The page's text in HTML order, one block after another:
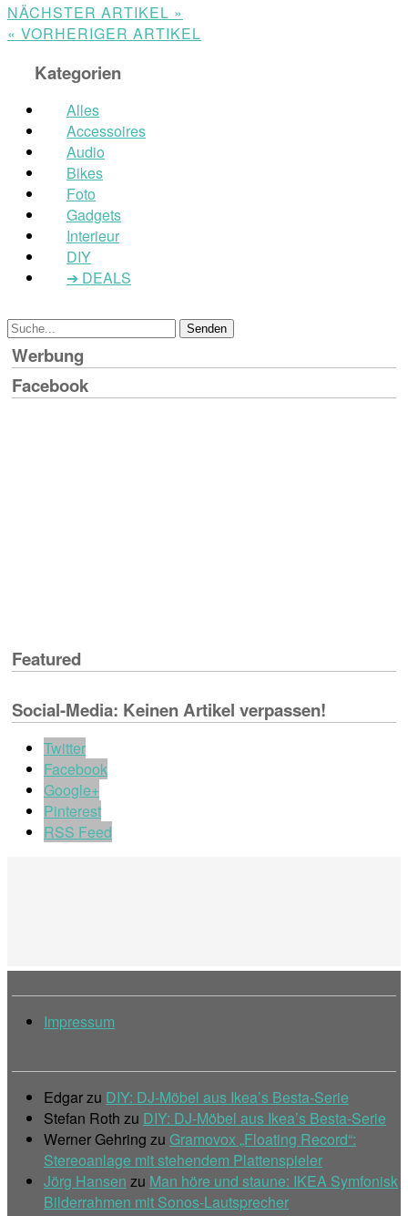
NÄCHSTER ARTIKEL »
« VORHERIGER ARTIKEL
Kategorien
Alles
Accessoires
Audio
Bikes
Foto
Gadgets
Interieur
DIY
➔ DEALS
Werbung
Facebook
Featured
Social-Media: Keinen Artikel verpassen!
Twitter
Facebook
Google+
Pinterest
RSS Feed
Impressum
Edgarzu DIY: DJ-Möbel aus Ikea’s Besta-Serie
Stefan Roth zu DIY: DJ-Möbel aus Ikea’s Besta-Serie
Werner Gehring zu Gramovox „Floating Record“:
Stereoanlage mit stehendem Plattenspieler
Jörg Hansen zu Man höre und staune: IKEA Symfonisk
Bilderrahmen mit Sonos-Lautsprecher